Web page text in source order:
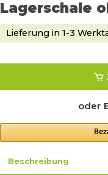
Lagerschale
Lieferung in 1-3
oder
Beschreibung